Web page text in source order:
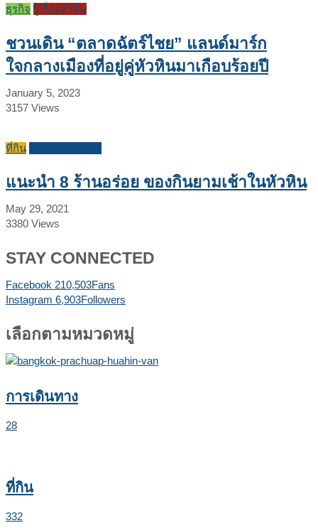
ธุรกิจ รู้เรื่องหัวหิน
ชวนเดิน “ตลาดฉัตร์ไชย” แลนด์มาร์ก
ใจกลางเมืองที่อยู่คู่หัวหินมาเกือบร้อยปี
January 5, 2023
3157 Views
ที่กิน
แนะนำ 8 ร้านอร่อย ของกินยามเช้าในหัวหิน
May 29, 2021
3380 Views
STAY CONNECTED
Facebook 210,503Fans
Instagram 6,903Followers
เลือกตามหมวดหมู่
การเดินทาง
28
ที่กิน
332